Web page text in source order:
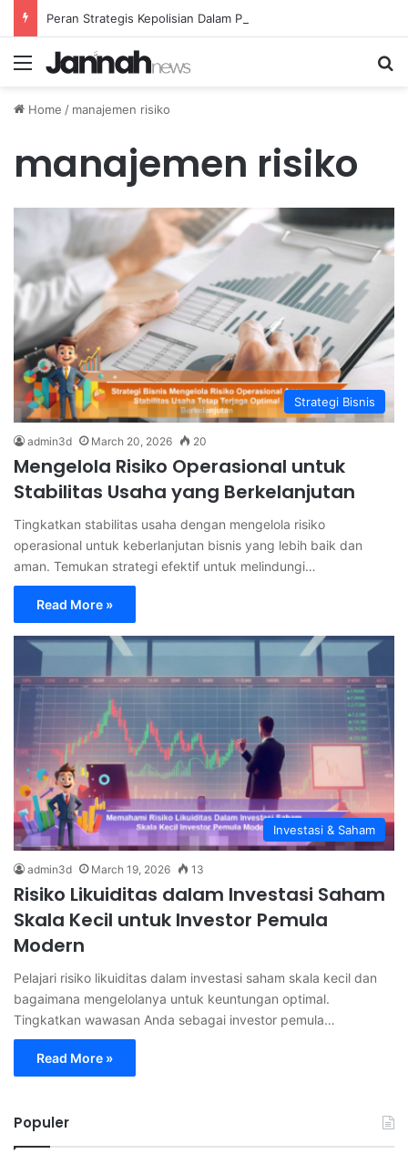
Menu
Home / manajemen risiko
manajemen risiko
Strategi Bisnis
admin3d March 20, 2026 20
Mengelola Risiko Operasional untuk
Stabilitas Usaha yang Berkelanjutan
Tingkatkan stabilitas usaha dengan mengelola risiko
operasional untuk keberlanjutan bisnis yang lebih baik dan
aman. Temukan strategi efektif untuk melindungi…
Read More »
Investasi & Saham
admin3d March 19, 2026 13
Risiko Likuiditas dalam Investasi Saham
Skala Kecil untuk Investor Pemula
Modern
Pelajari risiko likuiditas dalam investasi saham skala kecil dan
bagaimana mengelolanya untuk keuntungan optimal.
Tingkatkan wawasan Anda sebagai investor pemula…
Read More »
Populer